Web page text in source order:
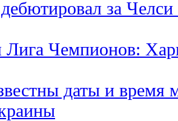
за
Лига Чемпионов:
даты и время